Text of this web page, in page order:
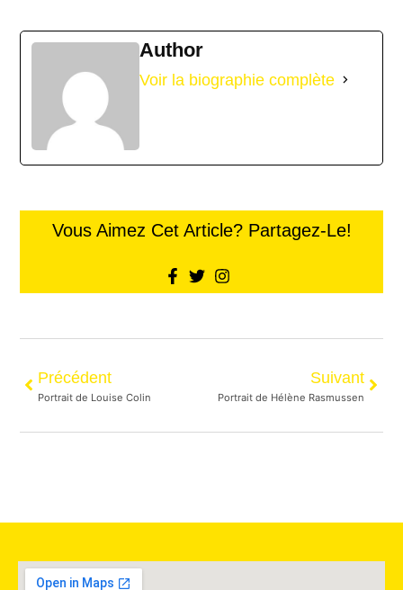
Author
Voir la biographie complète
Vous Aimez Cet Article? Partagez-Le!
Précédent
Portrait de Louise Colin
Suivant
Portrait de Hélène Rasmussen